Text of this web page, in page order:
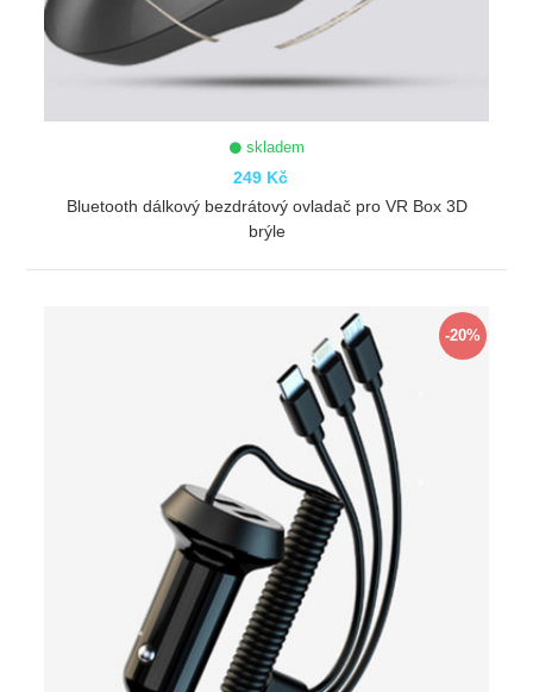
skladem
249 Kč
Bluetooth dálkový bezdrátový ovladač pro VR Box 3D
brýle
-20%